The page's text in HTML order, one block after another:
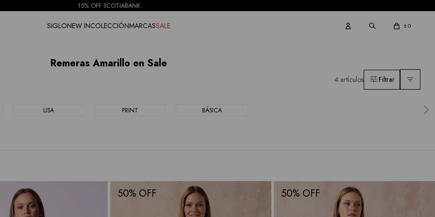
15% OFF SCOTIABANK
SIGLONEW INCOLECCIÓNMARCASSALE $ 0
Remeras Amarillo en Sale
4 artículos
LISA PRINT BÁSICA
50 50